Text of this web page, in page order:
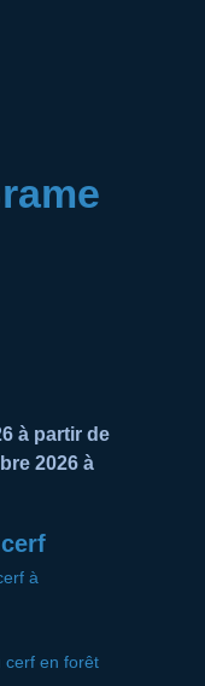
à partir de
2026 à
à
cerf en forêt